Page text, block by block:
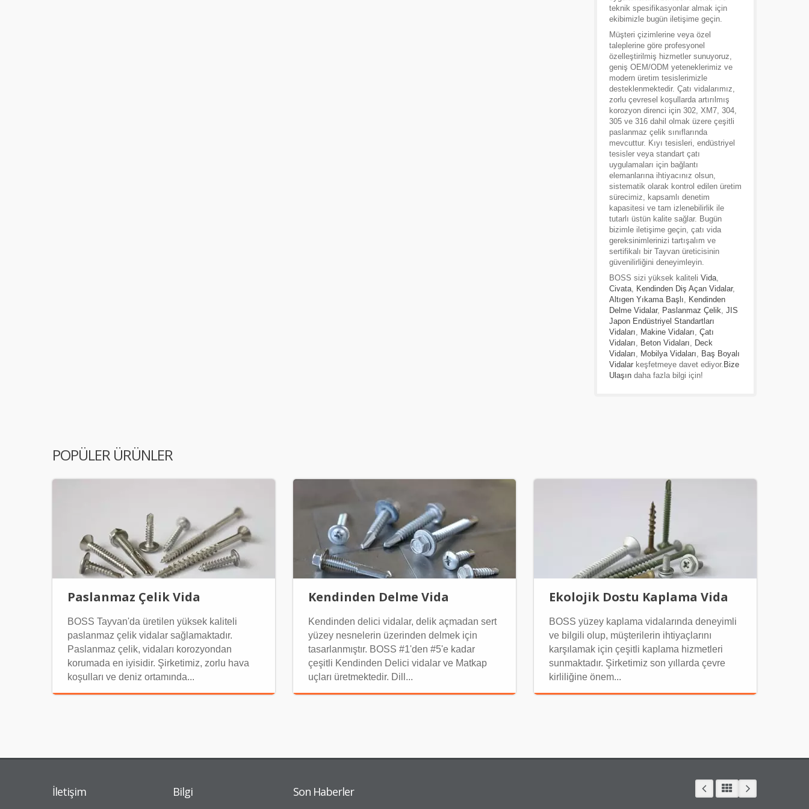
teknik spesifikasyonlar almak için
ekibimizle bugün iletişime geçin.
Müşteri çizimlerine veya özel
taleplerine göre profesyonel
özelleştirilmiş hizmetler sunuyoruz,
geniş OEM/ODM yeteneklerimiz ve
modern üretim tesislerimizle
desteklenmektedir. Çatı vidalarımız,
zorlu çevresel koşullarda artırılmış
korozyon direnci için 302, XM7, 304,
305 ve 316 dahil olmak üzere çeşitli
paslanmaz çelik sınıflarında
mevcuttur. Kıyı tesisleri, endüstriyel
tesisler veya standart çatı
uygulamaları için bağlantı
elemanlarına ihtiyacınız olsun,
sistematik olarak kontrol edilen üretim
sürecimiz, kapsamlı denetim
kapasitesi ve tam izlenebilirlik ile
tutarlı üstün kalite sağlar. Bugün
bizimle iletişime geçin, çatı vida
gereksinimlerinizi tartışalım ve
sertifikalı bir Tayvan üreticisinin
güvenilirliğini deneyimleyin.
BOSS sizi yüksek kaliteli Vida,
Civata, Kendinden Diş Açan Vidalar,
Altıgen Yıkama Başlı, Kendinden
Delme Vidalar, Paslanmaz Çelik, JIS
Japon Endüstriyel Standartları
Vidaları, Makine Vidaları, Çatı
Vidaları, Beton Vidaları, Deck
Vidaları, Mobilya Vidaları, Baş Boyalı
Vidalar keşfetmeye davet ediyor. Bize
Ulaşın daha fazla bilgi için!
POPÜLER ÜRÜNLER
Paslanmaz Çelik Vida
BOSS Tayvan'da üretilen yüksek kaliteli
paslanmaz çelik vidalar sağlamaktadır.
Paslanmaz çelik, vidaları korozyondan
korumada en iyisidir. Şirketimiz, zorlu hava
koşulları ve deniz ortamında...
Kendinden Delme Vida
Kendinden delici vidalar, delik açmadan sert
yüzey nesnelerin üzerinden delmek için
tasarlanmıştır. BOSS #1'den #5'e kadar
çeşitli Kendinden Delici vidalar ve Matkap
uçları üretmektedir. Dill...
Ekolojik Dostu Kaplama Vida
BOSS yüzey kaplama vidalarında deneyimli
ve bilgili olup, müşterilerin ihtiyaçlarını
karşılamak için çeşitli kaplama hizmetleri
sunmaktadır. Şirketimiz son yıllarda çevre
kirliliğine önem...
İletişim Bilgi Son Haberler